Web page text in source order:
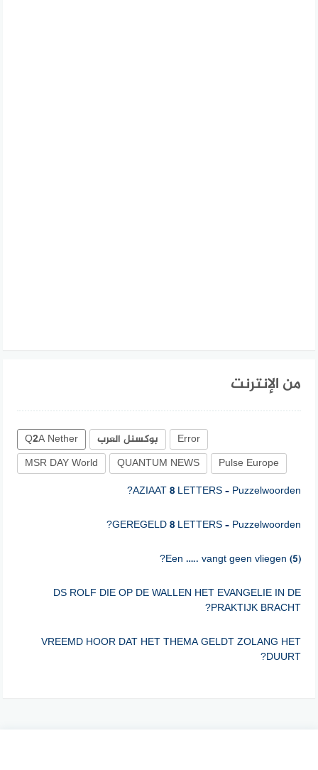
من الإنترنت
Q2A Nether بوكسنل العرب
Error
MSR DAY World
QUANTUM NEWS
Pulse Europe
AZIAAT 8 LETTERS – Puzzelwoorden?
PRAKTIJK BRACHT?
DUURT?